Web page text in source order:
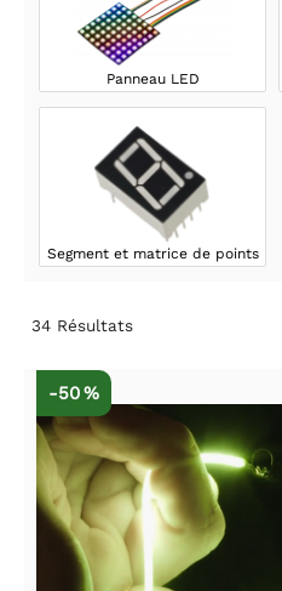
Panneau LED
Segment et matrice de points
34 Résultats
-50 %